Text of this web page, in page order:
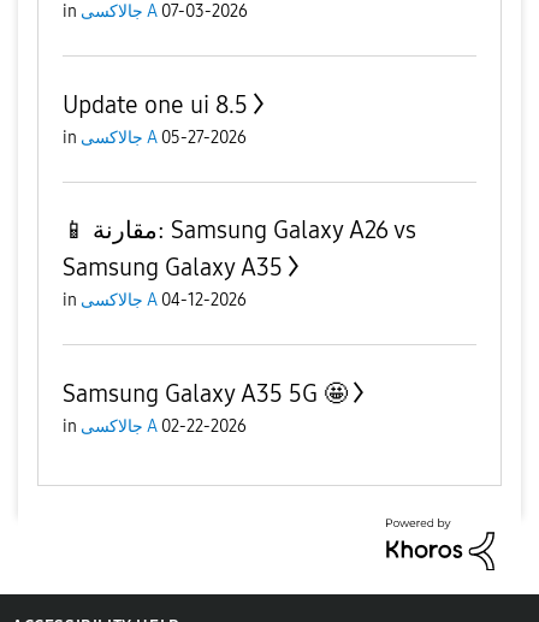
in جالاكسى A 07-03-2026
Update one ui 8.5
in جالاكسى A 05-27-2026
📱 مقارنة: Samsung Galaxy A26 vs
Samsung Galaxy A35
in جالاكسى A 04-12-2026
Samsung Galaxy A35 5G 🤩
in جالاكسى A 02-22-2026